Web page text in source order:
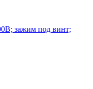
зажим под винт;